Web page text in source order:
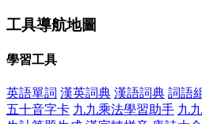
工具導航地圖
學習工具
英語單詞 漢英詞典 漢語詞典 詞語
五十音字卡 九九乘法學習助手 九